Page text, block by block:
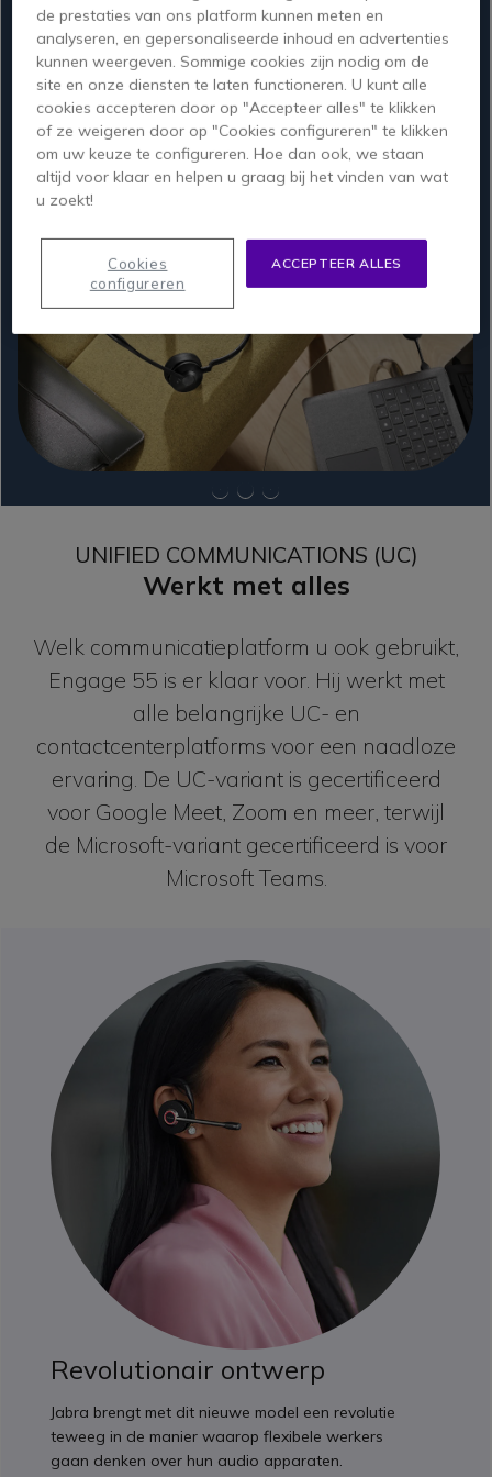
De draadloze adapter
is gecertificeerd voor
het hoogste DECT-
beveiligingsniveau C
met extra FIPS 256-bits
Engage 55 is voorzien
van een
indrukwekkende noise
cancelling microfoon
die
achtergrondgeluiden
helpt te blokkeren.
UNIFIED COMMUNICATIONS (UC)
Werkt met alles
Welk communicatieplatform u ook gebruikt,
Engage 55 is er klaar voor. Hij werkt met
alle belangrijke UC- en
contactcenterplatforms voor een naadloze
ervaring. De UC-variant is gecertificeerd
voor Google Meet, Zoom en meer, terwijl
de Microsoft-variant gecertificeerd is voor
Microsoft Teams.
Revolutionair ontwerp
Jabra brengt met dit nieuwe model een revolutie
teweeg in de manier waarop flexibele werkers
gaan denken over hun audio apparaten.
de prestaties van ons platform kunnen meten en
analyseren, en gepersonaliseerde inhoud en advertenties
kunnen weergeven. Sommige cookies zijn nodig om de
site en onze diensten te laten functioneren. U kunt alle
cookies accepteren door op "Accepteer alles" te klikken
of ze weigeren door op "Cookies configureren" te klikken
om uw keuze te configureren. Hoe dan ook, we staan
altijd voor klaar en helpen u graag bij het vinden van wat
u zoekt!
ACCEPTEER ALLES
Cookies
configureren